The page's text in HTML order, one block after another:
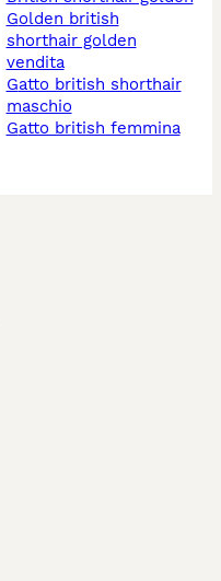
golden british
shorthair golden
vendita
gatto british shorthair
maschio
gatto british femmina